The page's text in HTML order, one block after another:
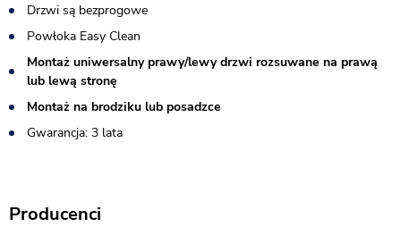
Drzwi są bezprogowe
Powłoka Easy Clean
Montaż uniwersalny prawy/lewy drzwi rozsuwane na prawą
lub lewą stronę
Montaż na brodziku lub posadzce
Gwarancja: 3 lata
Producenci